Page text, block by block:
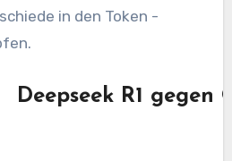
in den Token -